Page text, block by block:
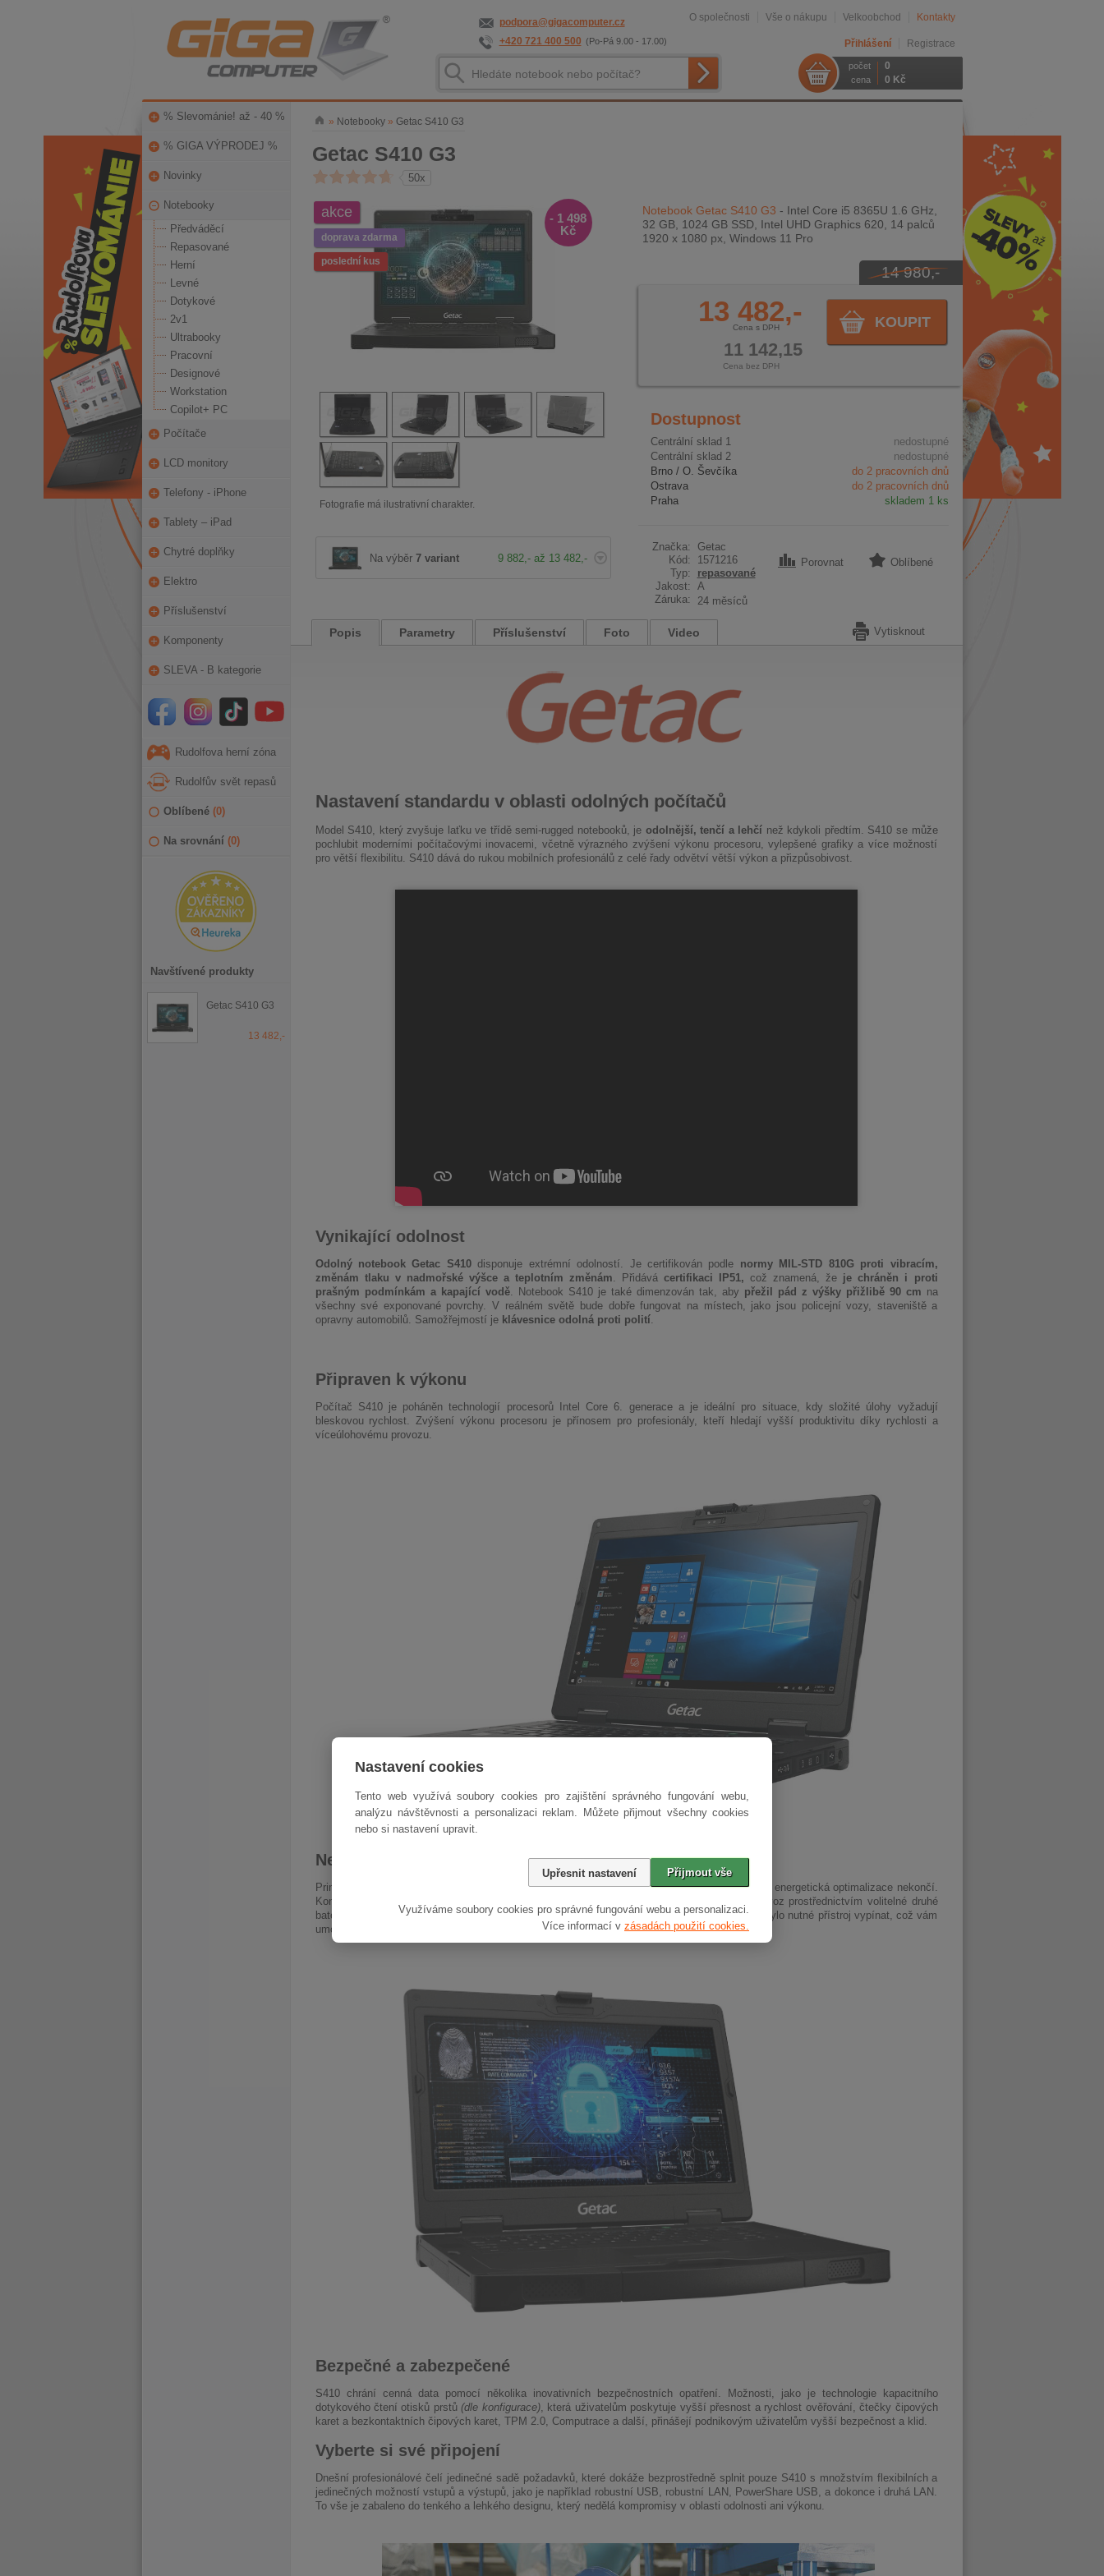
Nastavení cookies
Tento web využívá soubory cookies pro zajištění správného fungování webu,
analýzu návštěvnosti a personalizaci reklam. Můžete přijmout všechny cookies
nebo si nastavení upravit.
Přijmout vše
Upřesnit nastavení
Využíváme soubory cookies pro správné fungování webu a personalizaci.
Více informací v zásadách použití cookies.
podpora@gigacomputer.cz
+420 721 400 500 (Po-Pá 9.00 - 17.00)
O společnosti Vše o nákupu Velkoobchod Kontakty
Přihlášení Registrace
počet 0
cena 0 Kč
% Slevománie! až - 40 %
% GIGA VÝPRODEJ %
Novinky
Notebooky
Předváděcí
Repasované
Herní
Levné
Dotykové
2v1
Ultrabooky
Pracovní
Designové
Workstation
Copilot+ PC
Počítače
LCD monitory
Telefony - iPhone
Tablety – iPad
Chytré doplňky
Elektro
Příslušenství
Komponenty
SLEVA - B kategorie
Rudolfova herní zóna
Rudolfův svět repasů
Oblíbené (0)
Na srovnání (0)
Navštívené produkty
Getac S410 G3
13 482,-
» Notebooky» Getac S410 G3
Getac S410 G3
50x
Notebook Getac S410 G3 - Intel Core i5 8365U 1.6 GHz,
32 GB, 1024 GB SSD, Intel UHD Graphics 620, 14 palců
1920 x 1080 px, Windows 11 Pro
14 980,-
KOUPIT
13 482,-
Cena s DPH
11 142,15
Cena bez DPH
Dostupnost
Centrální sklad 1
nedostupné
Centrální sklad 2
nedostupné
Brno / O. Ševčíka
do 2 pracovních dnů
Ostrava
do 2 pracovních dnů
Praha
skladem 1 ks
Značka:
Getac
Kód:
1571216
Typ:
repasované
Jakost: A
Záruka:
24 měsíců
Porovnat Oblíbené
akce
doprava zdarma
poslední kus
- 1 498
Kč
Fotografie má ilustrativní charakter.
Na výběr 7 variant 9 882,- až 13 482,-
Popis Parametry Příslušenství Foto Video Vytisknout
Nastavení standardu v oblasti odolných počítačů
Model S410, který zvyšuje laťku ve tříděsemi-rugged notebooků, je odolnější, tenčí a lehčí než kdykoli předtím. S410 se může
pochlubit moderními počítačovými inovacemi, včetně výrazného zvýšení výkonu procesoru, vylepšené grafiky a více možností
pro větší flexibilitu. S410 dává do rukou mobilních profesionálů z celé řady odvětví větší výkon a přizpůsobivost.
Vynikající odolnost
Odolný notebook Getac S410disponuje extrémní odolností. Je certifikován podle normy MIL-STD 810G proti vibracím,
změnám tlaku v nadmořské výšce a teplotním změnám. Přidávácertifikaci IP51, což znamená, že je chráněn i proti
prašným podmínkám a kapající vodě. Notebook S410 je také dimenzován tak, aby přežil pád z výšky přižlibě 90 cm na
všechny své exponované povrchy. V reálném světě bude dobře fungovat na místech, jako jsou policejní vozy, staveniště a
opravny automobilů. Samožřejmostí je klávesnice odolná proti polití.
Připraven k výkonu
Počítač S410 je poháněn technologií procesorů Intel Core 6. generace a je ideální pro situace, kdy složité úlohy vyžadují
bleskovou rychlost. Zvýšení výkonu procesoru je přínosem pro profesionály, kteří hledají vyšší produktivitu díky rychlosti a
víceúlohovému provozu.
Nepřetržitý výkon
Primární baterie notebooku S410 je navržena pro dlouhotrvající provoz na plnou směnu, ale tím energetická optimalizace nekončí.
Konstrukce baterie S410 s možností výměny za provozu pohodlně podporuje nepřetržitý provoz prostřednictvím volitelné druhé
baterie. Tato špičková koncepce v oboru umožňuje uživatelům vyměnit hlavní baterii, aniž by bylo nutné přístroj vypínat, což vám
umožní pracovat na dlouhých výpočetních úlohách.
Bezpečné a zabezpečené
S410 chrání cenná data pomocí několika inovativních bezpečnostních opatření. Možnosti, jako je technologie kapacitního
dotykového čtení otisků prstů(dle konfigurace), která uživatelům poskytuje vyšší přesnost a rychlost ověřování, čtečky čipových
karet a bezkontaktních čipových karet, TPM 2.0, Computrace a další, přinášejí podnikovým uživatelům vyšší bezpečnost a klid.
Vyberte si své připojení
Dnešní profesionálové čelí jedinečné sadě požadavků, které dokáže bezprostředně splnit pouze S410 s množstvím flexibilních a
jedinečných možností vstupů a výstupů, jako je například robustní USB, robustní LAN, PowerShare USB, a dokonce i druhá LAN.
To vše je zabaleno do tenkého a lehkého designu, který nedělá kompromisy v oblasti odolnosti ani výkonu.